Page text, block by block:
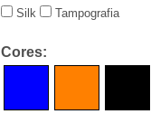
Silk Tampografia
Cores: